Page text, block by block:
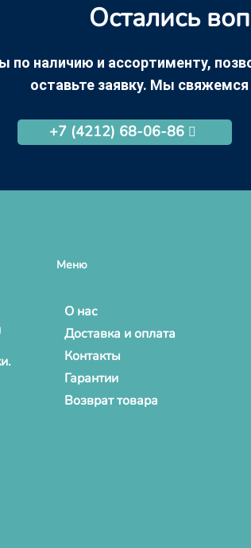
Остались
по наличию и ассортименту,
оставьте заявку. Мы
+7 (4212) 68-06-86
Меню
О нас
Доставка и оплата
Контакты
Гарантии
Возврат товара